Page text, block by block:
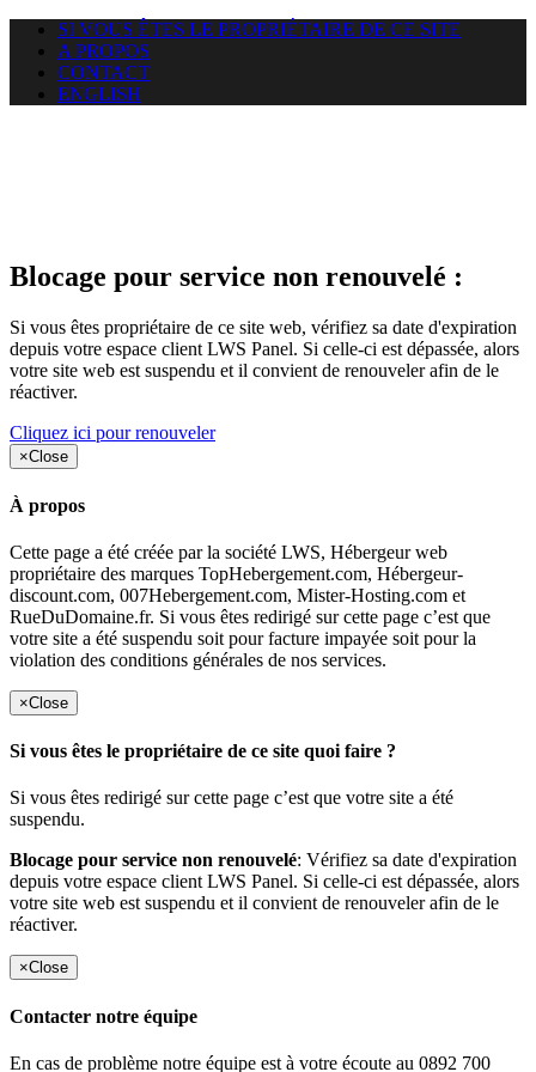
SI VOUS ÊTES LE PROPRIÉTAIRE DE CE SITE
A PROPOS
CONTACT
ENGLISH
Blocage pour service non renouvelé :
Si vous êtes propriétaire de ce site web, vérifiez sa date d'expiration
depuis votre espace client LWS Panel. Si celle-ci est dépassée, alors
votre site web est suspendu et il convient de renouveler afin de le
réactiver.
Cliquez ici pour renouveler
×Close
À propos
Cette page a été créée par la société LWS, Hébergeur web
propriétaire des marques TopHebergement.com, Hébergeur-
discount.com, 007Hebergement.com, Mister-Hosting.com et
RueDuDomaine.fr. Si vous êtes redirigé sur cette page c’est que
votre site a été suspendu soit pour facture impayée soit pour la
violation des conditions générales de nos services.
×Close
Si vous êtes le propriétaire de ce site quoi faire ?
Si vous êtes redirigé sur cette page c’est que votre site a été
suspendu.
Blocage pour service non renouvelé: Vérifiez sa date d'expiration
depuis votre espace client LWS Panel. Si celle-ci est dépassée, alors
votre site web est suspendu et il convient de renouveler afin de le
réactiver.
×Close
Contacter notre équipe
En cas de problème notre équipe est à votre écoute au 0892 700